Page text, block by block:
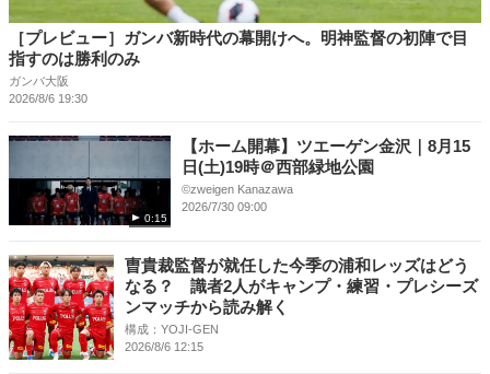
［プレビュー］ガンバ新時代の幕開けへ。明神監督の初陣で目
指すのは勝利のみ
ガンバ大阪
2026/8/6 19:30
0:15
【ホーム開幕】ツエーゲン金沢｜8月15
日(土)19時＠西部緑地公園
©︎zweigen Kanazawa
2026/7/30 09:00
曺貴裁監督が就任した今季の浦和レッズはどう
なる？ 識者2人がキャンプ・練習・プレシーズ
ンマッチから読み解く
構成：YOJI-GEN
2026/8/6 12:15